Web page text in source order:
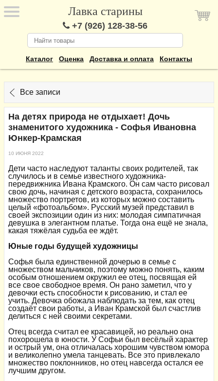
Лавка старины
+7 (926) 128-38-56
Каталог Оценка Доставка и оплата Контакты
Все записи
На детях природа не отдыхает! Дочь
знаменитого художника - Софья Ивановна
Юнкер-Крамская
10 ИЮНЯ 2022
Дети часто наследуют таланты своих родителей, так
случилось и в семье известного художника-
передвижника Ивана Крамского. Он сам часто рисовал
свою дочь, начиная с детского возраста, сохранилось
множество портретов, из которых можно составить
целый «фотоальбом». Русский музей представил в
своей экспозиции один из них: молодая симпатичная
девушка в элегантном платье. Тогда она ещё не знала,
какая тяжёлая судьба ее ждёт.
Юные годы будущей художницы
Софья была единственной дочерью в семье с
множеством мальчиков, поэтому можно понять, каким
особым отношением окружил ее отец, посвящая ей
все свое свободное время. Он рано заметил, что у
девочки есть способности к рисованию, и стал ее
учить. Девочка обожала наблюдать за тем, как отец
создаёт свои работы, а Иван Крамской был счастлив
делиться с ней своими секретами.
Отец всегда считал ее красавицей, но реально она
похорошела в юности. У Софьи был весёлый характер
и острый ум, она отличалась хорошим чувством юмора
и великолепно умела танцевать. Все это привлекало
множество поклонников, но отец навсегда остался ее
лучшим другом.